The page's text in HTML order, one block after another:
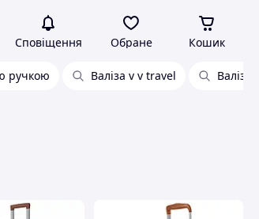
Сповіщення Обране Кошик
ручкою Валіза v v travel